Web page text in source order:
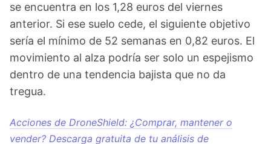
se encuentra en los 1,28 euros del viernes
anterior. Si ese suelo cede, el siguiente objetivo
sería el mínimo de 52 semanas en 0,82 euros. El
movimiento al alza podría ser solo un espejismo
dentro de una tendencia bajista que no da
tregua.
Acciones de DroneShield: ¿Comprar, mantener o
vender? Descarga gratuita de tu análisis de